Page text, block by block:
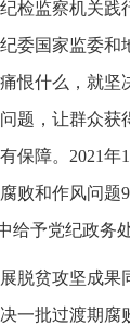
检监察机关践
委国家监委和
恨什么，就坚
题，让群众获
保障。2021年
败和作风问题
给予党纪政务
脱贫攻坚成果
一批过渡期腐